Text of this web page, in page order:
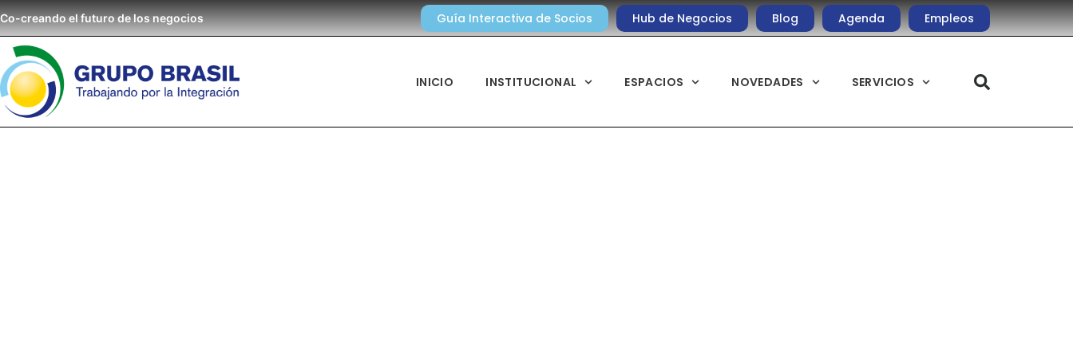
Co-creando el futuro de los negocios Guía Interactiva de Socios Hub de Negocios Blog Agenda Empleos
INICIO INSTITUCIONAL ESPACIOS NOVEDADES SERVICIOS